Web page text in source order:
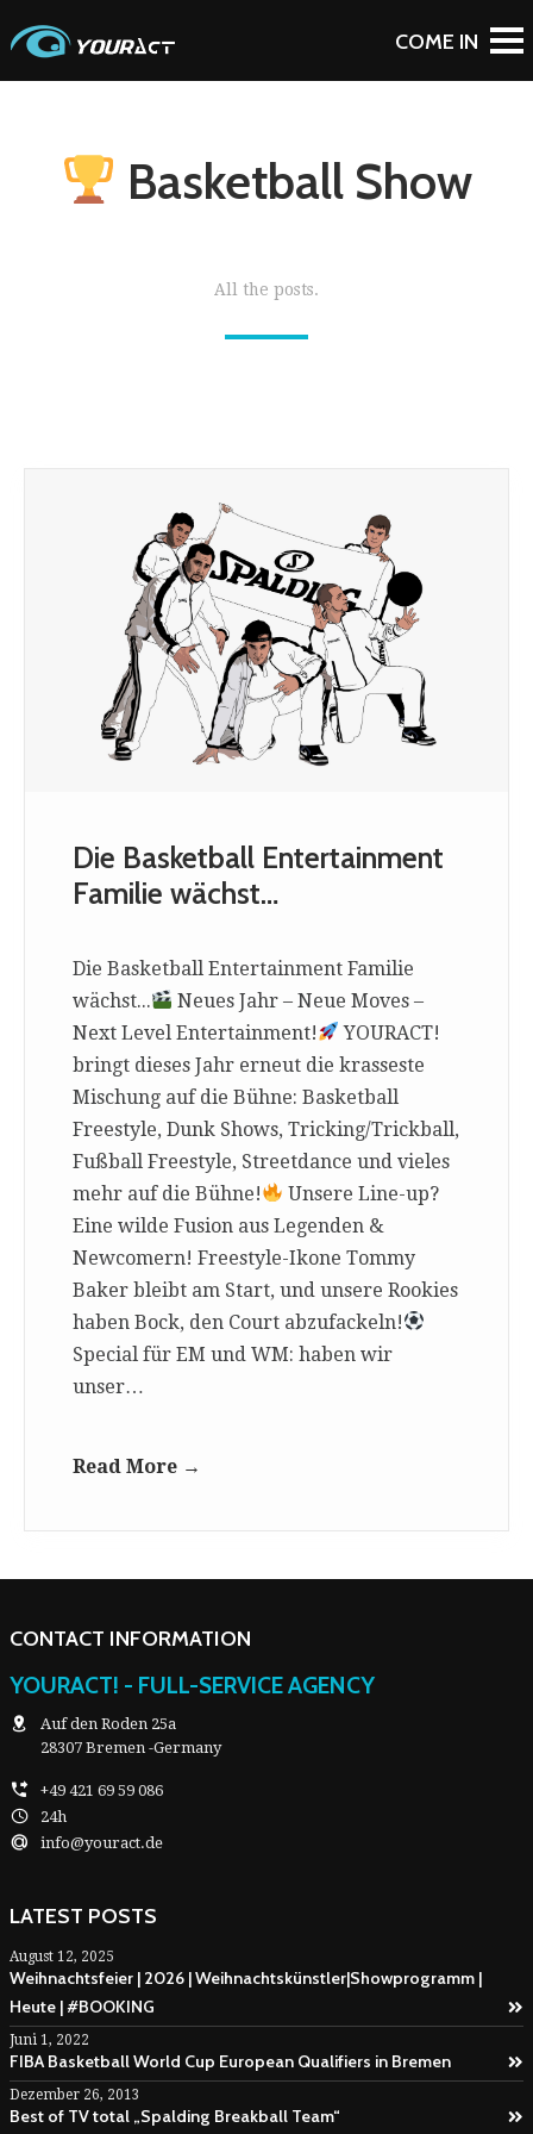
Basketball Show
All the posts.
Die Basketball Entertainment
Familie wächst…
Die Basketball Entertainment Familie
wächst...
Neues Jahr – Neue Moves –
Next Level Entertainment!
YOURACT!
bringt dieses Jahr erneut die krasseste
Mischung auf die Bühne: Basketball
Freestyle, Dunk Shows, Tricking/Trickball,
Fußball Freestyle, Streetdance und vieles
mehr auf die Bühne!
Unsere Line-up?
Eine wilde Fusion aus Legenden &
Newcomern! Freestyle-Ikone Tommy
Baker bleibt am Start, und unsere Rookies
haben Bock, den Court abzufackeln!
Special für EM und WM: haben wir
unser…
Read More →
CONTACT INFORMATION
YOURACT! - FULL-SERVICE AGENCY
Auf den Roden 25a
28307 Bremen -Germany
+49 421 69 59 086
24h
info@youract.de
LATEST POSTS
August 12, 2025
Weihnachtsfeier | 2026 | Weihnachtskünstler|Showprogramm |
Heute | #BOOKING
Juni 1, 2022
FIBA Basketball World Cup European Qualifiers in Bremen
Dezember 26, 2013
Best of TV total „Spalding Breakball Team“